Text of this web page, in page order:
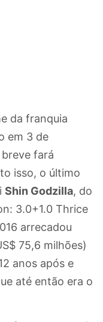
da franquia
em 3 de
fará
isso, o último
Shin Godzilla, do
3.0+1.0 Thrice
arrecadou
75,6 milhões)
anos após e
até então era o